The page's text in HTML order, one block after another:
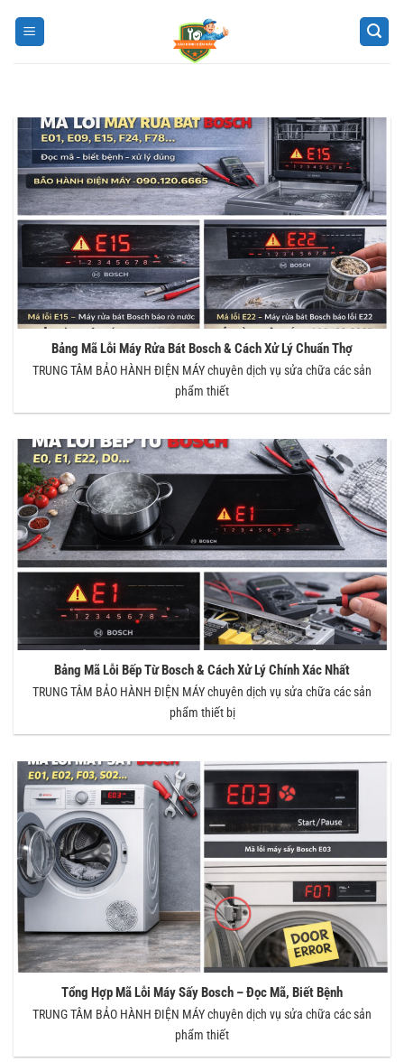
Bảng Mã Lỗi Máy Rửa Bát Bosch & Cách Xử Lý Chuẩn Thợ
TRUNG TÂM BẢO HÀNH ĐIỆN MÁY chuyên dịch vụ sửa chữa các sản
phẩm thiết
Bảng Mã Lỗi Bếp Từ Bosch & Cách Xử Lý Chính Xác Nhất
TRUNG TÂM BẢO HÀNH ĐIỆN MÁY chuyên dịch vụ sửa chữa các sản
phẩm thiết bị
Tổng Hợp Mã Lỗi Máy Sấy Bosch – Đọc Mã, Biết Bệnh
TRUNG TÂM BẢO HÀNH ĐIỆN MÁY chuyên dịch vụ sửa chữa các sản
phẩm thiết